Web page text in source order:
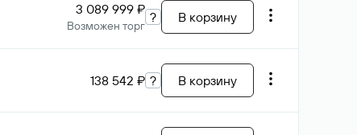
3 089 999 ₽
Возможен торг
? В корзину
138 542 ₽ ? В корзину